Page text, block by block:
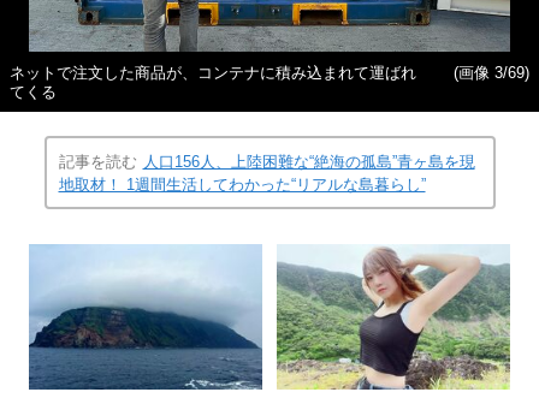
ネットで注文した商品が、コンテナに積み込まれて運ばれ
てくる
(画像 3/69)
記事を読む 人口156人、上陸困難な“絶海の孤島”青ヶ島を現
地取材！ 1週間生活してわかった“リアルな島暮らし”